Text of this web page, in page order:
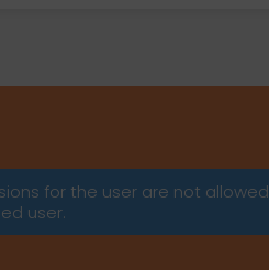
for the user are not allowed
user.